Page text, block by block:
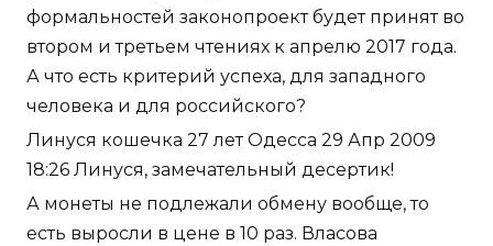
формальностей законопроект будет принят во
втором и третьем чтениях к апрелю 2017 года.
А что есть критерий успеха, для западного
человека и для российского?
Линуся кошечка 27 лет Одесса 29 Апр 2009
18:26 Линуся, замечательный десертик!
А монеты не подлежали обмену вообще, то
есть выросли в цене в 10 раз. Власова